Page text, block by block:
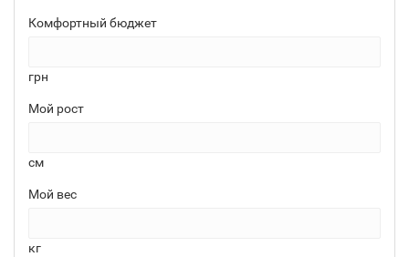
Комфортный бюджет
грн
Мой рост
см
Мой вес
кг